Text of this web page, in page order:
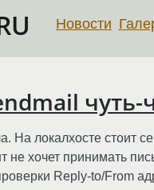
Новости
чуть-
На локалхосте стоит
не хочет принимать
Reply-to/From